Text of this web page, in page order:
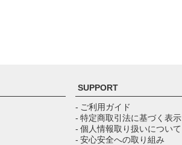
SUPPORT
- ご利用ガイド
- 特定商取引法に基づく表示
- 個人情報取り扱いについて
- 安心安全への取り組み